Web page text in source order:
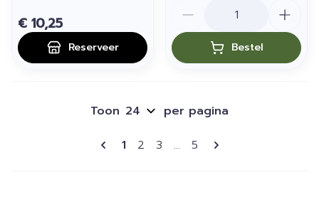
€ 10,25
Reserveer Bestel
Pagina's
U lees momenteel pagina
1 Pagina
2 Pagina
3 ... Pagina
5
Toon per pagina